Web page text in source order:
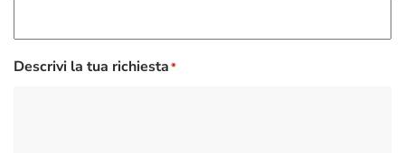
Descrivi la tua richiesta*